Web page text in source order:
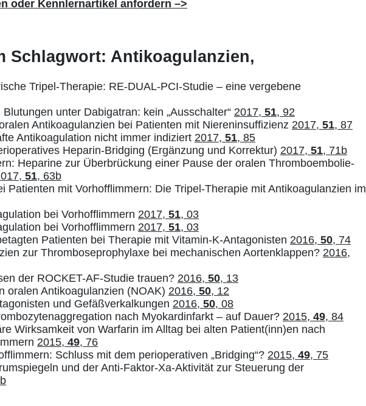
oder Kennlernartikel anfordern –>
Schlagwort: Antikoagulanzien,
Tripel-Therapie: RE-DUAL-PCI-Studie – eine vergebene
unter Dabigatran: kein „Ausschalter“ 2017, 51, 92
Antikoagulanzien bei Patienten mit Niereninsuffizienz 2017, 51, 87
Antikoagulation nicht immer indiziert 2017, 51, 85
Heparin-Bridging (Ergänzung und Korrektur) 2017, 51, 71b
Heparine zur Überbrückung einer Pause der oralen Thromboembolie-
51, 63b
Patienten mit Vorhofflimmern: Die Tripel-Therapie mit Antikoagulanzien im
bei Vorhofflimmern 2017, 51, 03
bei Vorhofflimmern 2017, 51, 03
Patienten bei Therapie mit Vitamin-K-Antagonisten 2016, 50, 74
zur Thromboseprophylaxe bei mechanischen Aortenklappen? 2016,
der ROCKET-AF-Studie trauen? 2016, 50, 13
oralen Antikoagulanzien (NOAK) 2016, 50, 12
und Gefäßverkalkungen 2016, 50, 08
nach Myokardinfarkt – auf Dauer? 2015, 49, 84
Wirksamkeit von Warfarin im Alltag bei alten Patient(inn)en nach
2015, 49, 76
Schluss mit dem perioperativen „Bridging“? 2015, 49, 75
und der Anti-Faktor-Xa-Aktivität zur Steuerung der